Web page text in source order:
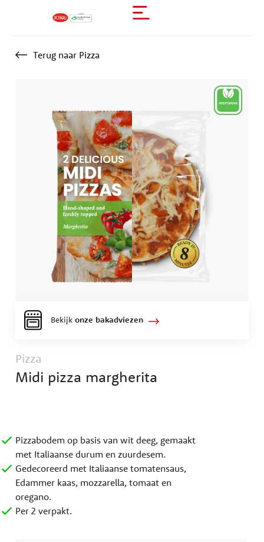
Terug naar Pizza
Bekijkonze bakadviezen
Pizza
Midi pizza margherita
Pizzabodem op basis van wit deeg, gemaakt
met Italiaanse durum en zuurdesem.
Gedecoreerd met Italiaanse tomatensaus,
Edammer kaas, mozzarella, tomaat en
oregano.
Per 2 verpakt.